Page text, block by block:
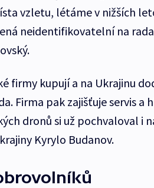
vzletu, létáme v nižších
neidentifikovatelní na
firmy kupují a na Ukrajinu
Firma pak zajišťuje servis a
dronů si už pochvaloval i
Kyrylo Budanov.